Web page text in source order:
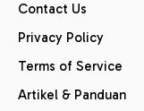
Contact Us
Privacy Policy
Terms of Service
Artikel & Panduan